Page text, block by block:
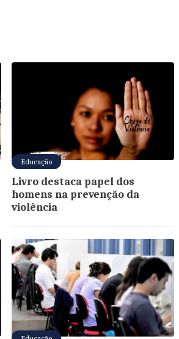
Educação
Livro destaca papel dos
homens na prevenção da
violência